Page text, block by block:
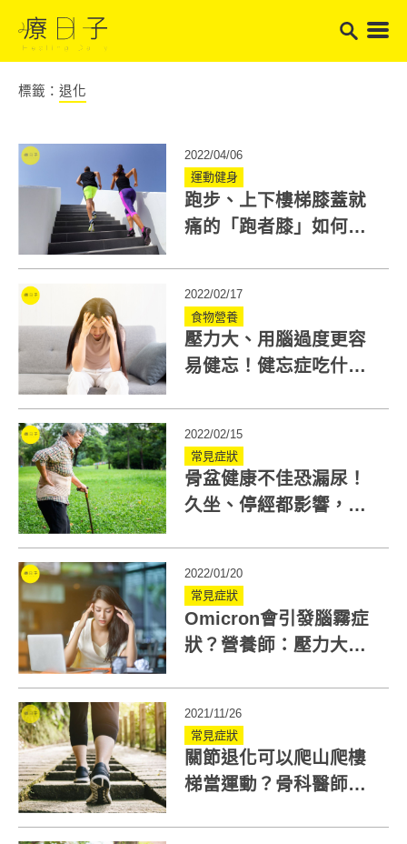
標籤： 退化
2022/04/06
運動健身
跑步、上下樓梯膝蓋就
痛的「跑者膝」如何舒
2022/02/17
食物營養
壓力大、用腦過度更容
易健忘！健忘症吃什
2022/02/15
常見症狀
骨盆健康不佳恐漏尿！
久坐、停經都影響，教
2022/01/20
常見症狀
Omicron會引發腦霧症
狀？營養師：壓力大、
2021/11/26
常見症狀
關節退化可以爬山爬樓
梯當運動？骨科醫師分